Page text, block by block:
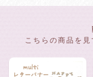
こちらの商品を